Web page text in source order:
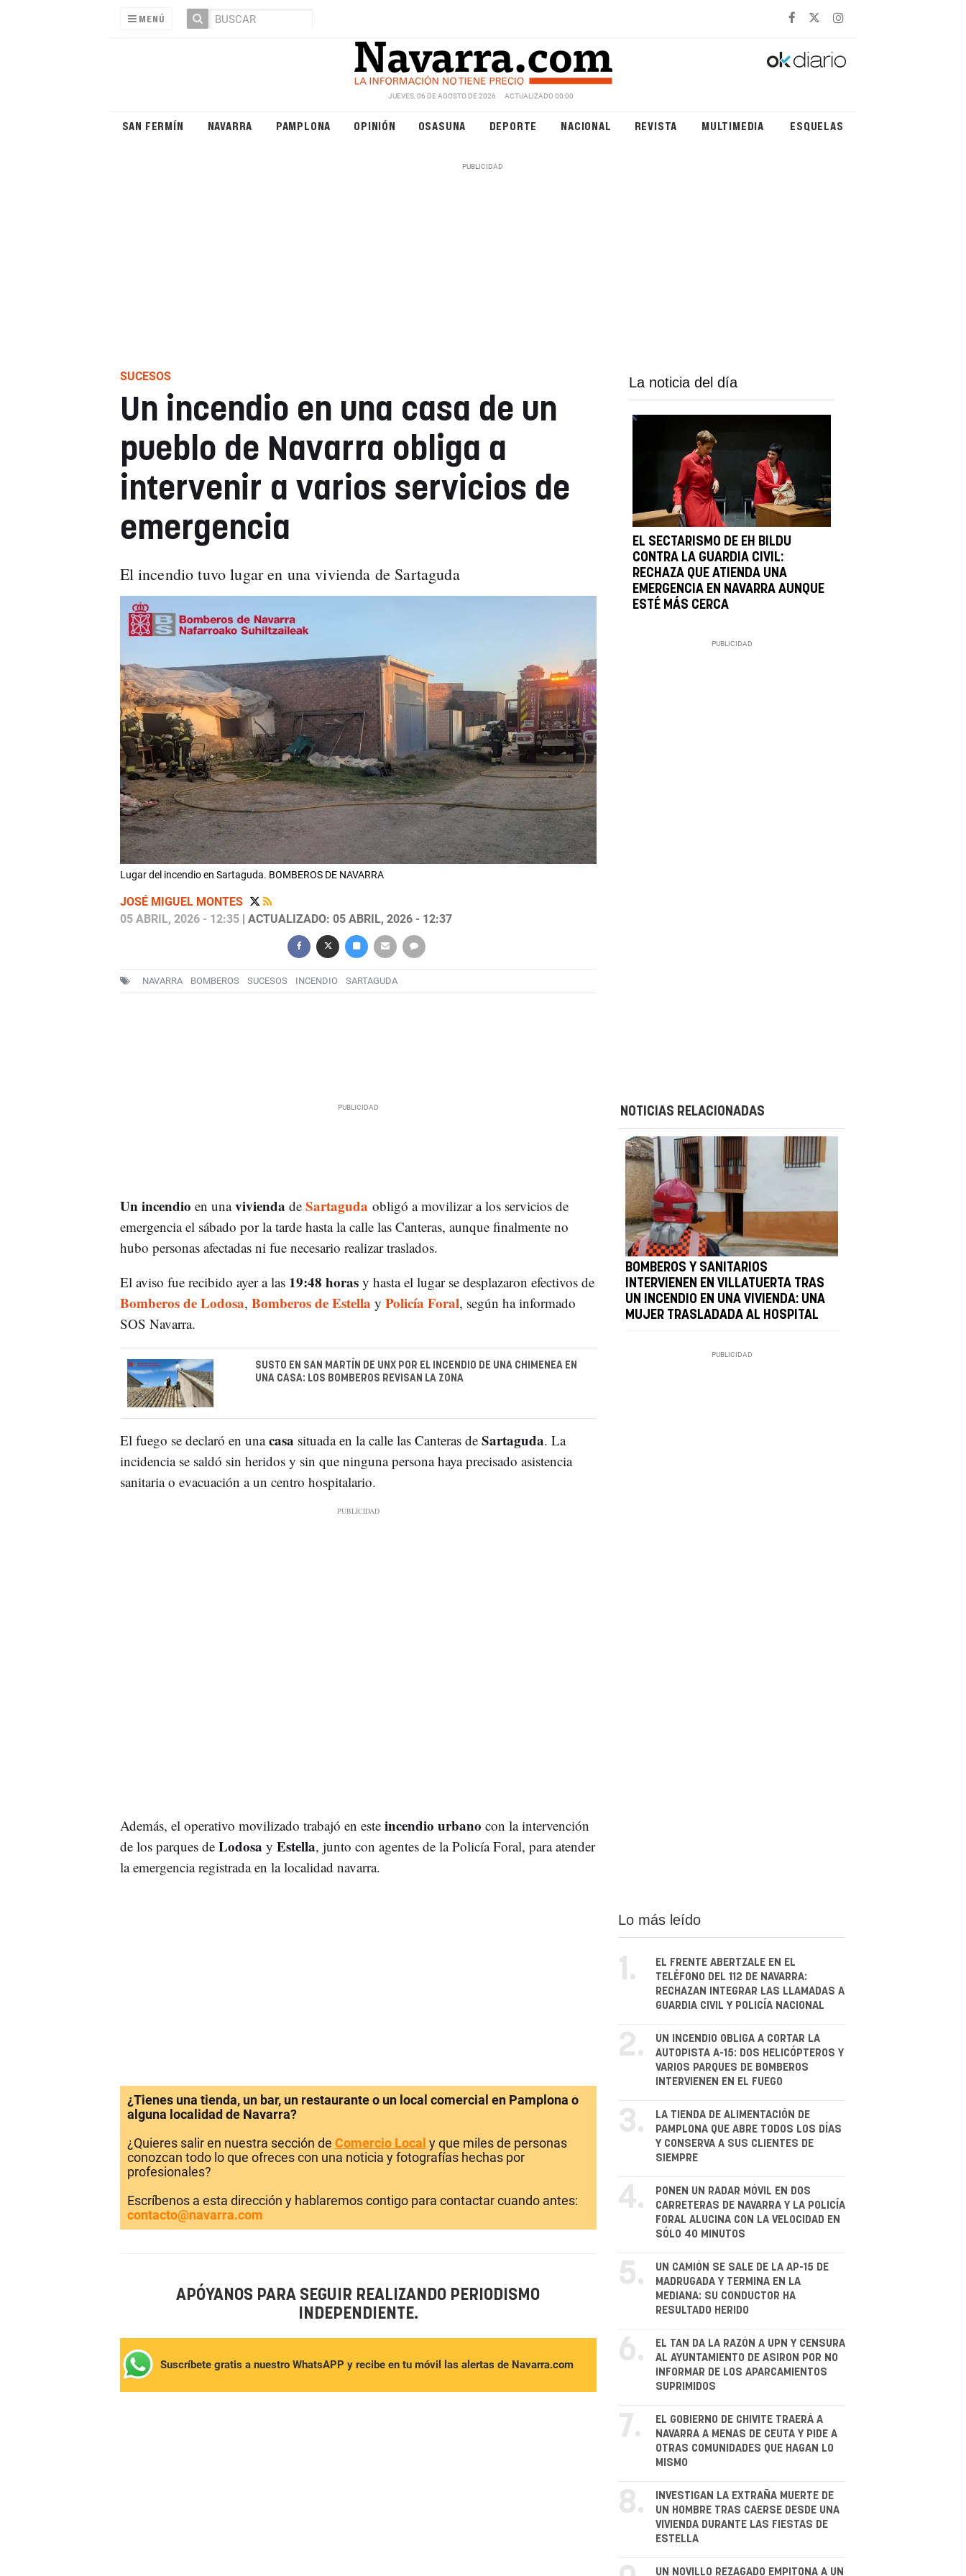
MENÚ
JUEVES, 06 DE AGOSTO DE 2026 ACTUALIZADO 00:00
SAN FERMÍN NAVARRA PAMPLONA OPINIÓN OSASUNA DEPORTE NACIONAL REVISTA MULTIMEDIA ESQUELAS
SUCESOS
Un incendio en una casa de un
pueblo de Navarra obliga a
intervenir a varios servicios de
emergencia
El incendio tuvo lugar en una vivienda de Sartaguda
Lugar del incendio en Sartaguda. BOMBEROS DE NAVARRA
JOSÉ MIGUEL MONTES
05 ABRIL, 2026 - 12:35| ACTUALIZADO: 05 ABRIL, 2026 - 12:37
NAVARRA BOMBEROS SUCESOS INCENDIO SARTAGUDA
La noticia del día
EL SECTARISMO DE EH BILDU
CONTRA LA GUARDIA CIVIL:
RECHAZA QUE ATIENDA UNA
EMERGENCIA EN NAVARRA AUNQUE
ESTÉ MÁS CERCA
Un incendio en unavivienda de Sartaguda obligó a movilizar a los servicios de
emergencia el sábado por la tarde hasta la calle las Canteras, aunque finalmente no
hubo personas afectadas ni fue necesario realizar traslados.
El aviso fue recibido ayer a las 19:48 horasy hasta el lugar se desplazaron efectivos de
Bomberos de Lodosa, Bomberos de Estella y Policía Foral, según ha informado
SOS Navarra.
SUSTO EN SAN MARTÍN DE UNX POR EL INCENDIO DE UNA CHIMENEA EN
UNA CASA: LOS BOMBEROS REVISAN LA ZONA
El fuego se declaró en unacasa situada en la calle las Canteras de Sartaguda. La
incidencia se saldó sin heridos y sin que ninguna persona haya precisado asistencia
sanitaria o evacuación a un centro hospitalario.
Además, el operativo movilizado trabajó en este incendio urbano con la intervención
de los parques de Lodosa y Estella, junto con agentes de la Policía Foral, para atender
la emergencia registrada en la localidad navarra.
NOTICIAS RELACIONADAS
BOMBEROS Y SANITARIOS
INTERVIENEN EN VILLATUERTA TRAS
UN INCENDIO EN UNA VIVIENDA: UNA
MUJER TRASLADADA AL HOSPITAL
¿Tienes una tienda, un bar, un restaurante o un local comercial en Pamplona o
alguna localidad de Navarra?
¿Quieres salir en nuestra sección de Comercio Local y que miles de personas
conozcan todo lo que ofreces con una noticia y fotografías hechas por
profesionales?
Escríbenos a esta dirección y hablaremos contigo para contactar cuando antes:
contacto@navarra.com
APÓYANOS PARA SEGUIR REALIZANDO PERIODISMO
INDEPENDIENTE.
Suscríbete gratis a nuestro WhatsAPP y recibe en tu móvil las alertas de Navarra.com
Lo más leído
1.
EL FRENTE ABERTZALE EN EL
TELÉFONO DEL 112 DE NAVARRA:
RECHAZAN INTEGRAR LAS LLAMADAS A
GUARDIA CIVIL Y POLICÍA NACIONAL
2.
UN INCENDIO OBLIGA A CORTAR LA
AUTOPISTA A-15: DOS HELICÓPTEROS Y
VARIOS PARQUES DE BOMBEROS
INTERVIENEN EN EL FUEGO
3.
LA TIENDA DE ALIMENTACIÓN DE
PAMPLONA QUE ABRE TODOS LOS DÍAS
Y CONSERVA A SUS CLIENTES DE
SIEMPRE
4.
PONEN UN RADAR MÓVIL EN DOS
CARRETERAS DE NAVARRA Y LA POLICÍA
FORAL ALUCINA CON LA VELOCIDAD EN
SÓLO 40 MINUTOS
5.
UN CAMIÓN SE SALE DE LA AP-15 DE
MADRUGADA Y TERMINA EN LA
MEDIANA: SU CONDUCTOR HA
RESULTADO HERIDO
6.
EL TAN DA LA RAZÓN A UPN Y CENSURA
AL AYUNTAMIENTO DE ASIRON POR NO
INFORMAR DE LOS APARCAMIENTOS
SUPRIMIDOS
7.
EL GOBIERNO DE CHIVITE TRAERÁ A
NAVARRA A MENAS DE CEUTA Y PIDE A
OTRAS COMUNIDADES QUE HAGAN LO
MISMO
8.
INVESTIGAN LA EXTRAÑA MUERTE DE
UN HOMBRE TRAS CAERSE DESDE UNA
VIVIENDA DURANTE LAS FIESTAS DE
ESTELLA
UN NOVILLO REZAGADO EMPITONA A UN